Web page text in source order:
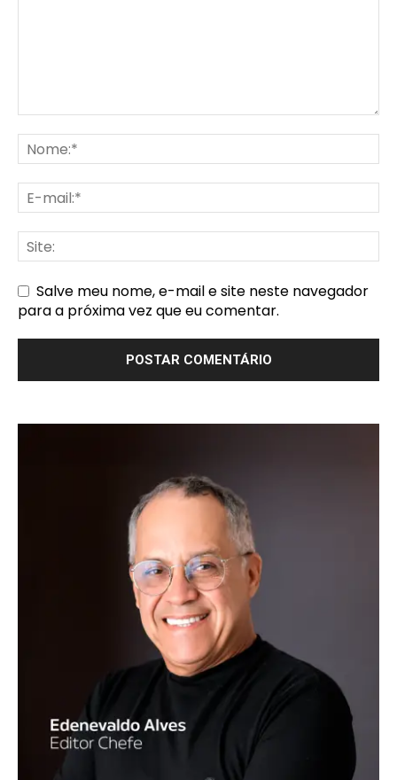
Salve meu nome, e-mail e site neste navegador
para a próxima vez que eu comentar.